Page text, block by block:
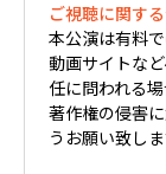
ご視聴に関す
本公演は有料で
動画サイトな
任に問われる場
著作権の侵害
うお願い致しま